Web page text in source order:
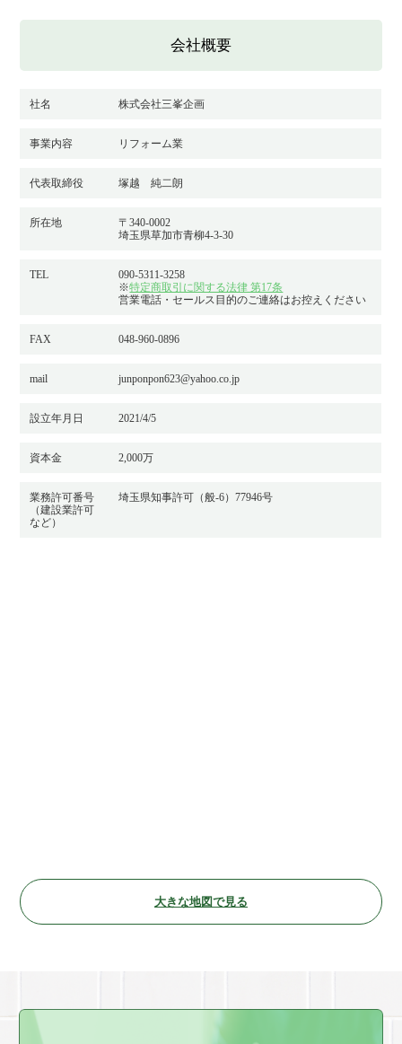
会社概要
社名 株式会社三峯企画
事業内容 リフォーム業
代表取締役 塚越 純二朗
所在地
〒340-0002
埼玉県草加市青柳4-3-30
TEL
090-5311-3258
※特定商取引に関する法律 第17条
営業電話・セールス目的のご連絡はお控えください
FAX 048-960-0896
mail junponpon623@yahoo.co.jp
設立年月日 2021/4/5
資本金 2,000万
業務許可番号
（建設業許可
など）
埼玉県知事許可（般-6）77946号
大きな地図で見る